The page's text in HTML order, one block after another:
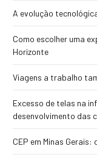
A evolução
Como escolher uma
Horizonte
Viagens a trabalho
Excesso de telas na
desenvolvimento das
CEP em Minas